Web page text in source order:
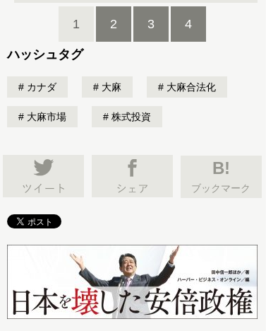
1 2 3 4
ハッシュタグ
カナダ 大麻 大麻合法化
大麻市場 株式投資
B!
ブックマーク